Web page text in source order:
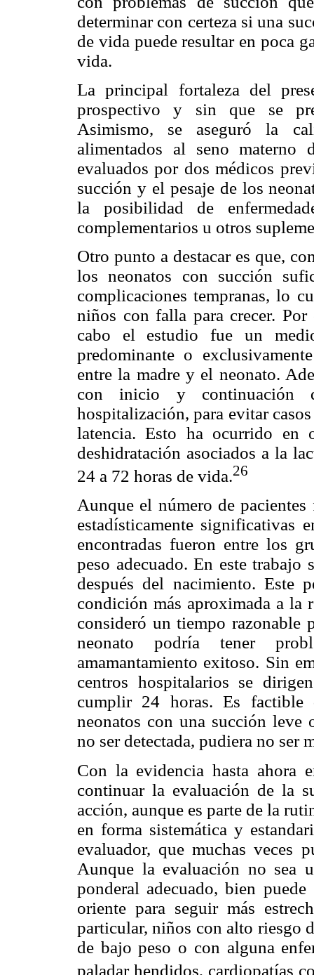
determinar con certeza si una
de vida puede resultar en poca
vida.
La principal fortaleza del
prospectivo y sin que se
Asimismo, se aseguró la
alimentados al seno materno
evaluados por dos médicos
succión y el pesaje de los
la posibilidad de
complementarios u otros
Otro punto a destacar es que,
los neonatos con succión
complicaciones tempranas, lo
niños con falla para crecer.
cabo el estudio fue un
predominante o
entre la madre y el neonato.
con inicio y continuación
hospitalización, para evitar
latencia. Esto ha ocurrido en
deshidratación asociados a la
24 a 72 horas de vida.26
Aunque el número de
estadísticamente significativas
encontradas fueron entre los
peso adecuado. En este
después del nacimiento. Este
condición más aproximada a la
consideró un tiempo razonable
neonato podría tener
amamantamiento exitoso. Sin
centros hospitalarios se
cumplir 24 horas. Es factible
neonatos con una succión leve
no ser detectada, pudiera no ser
Con la evidencia hasta ahora
continuar la evaluación de la
acción, aunque es parte de la
en forma sistemática y
evaluador, que muchas veces
Aunque la evaluación no sea
ponderal adecuado, bien
oriente para seguir más
particular, niños con alto riesgo
de bajo peso o con alguna
paladar hendidos, cardiopatías